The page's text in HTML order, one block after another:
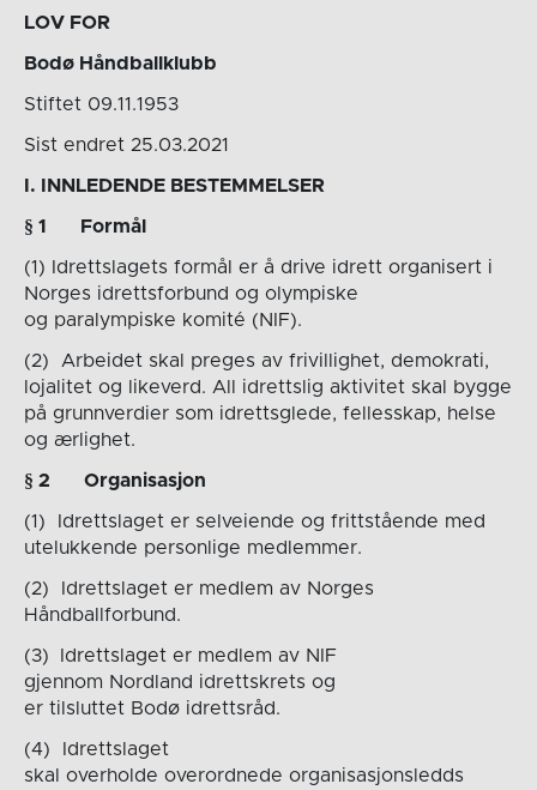
LOV FOR
Bodø Håndballklubb
Stiftet 09.11.1953
Sist endret 25.03.2021
I. INNLEDENDE BESTEMMELSER
§ 1 Formål
(1) Idrettslagets formål er å drive idrett organisert i
Norges idrettsforbund og olympiske
og paralympiske komité (NIF).
(2) Arbeidet skal preges av frivillighet, demokrati,
lojalitet og likeverd. All idrettslig aktivitet skal bygge
på grunnverdier som idrettsglede, fellesskap, helse
og ærlighet.
§ 2 Organisasjon
(1) Idrettslaget er selveiende og frittstående med
utelukkende personlige medlemmer.
(2) Idrettslaget er medlem av Norges
Håndballforbund.
(3)
Idrettslaget er medlem av NIF
gjennom Nordland idrettskrets og
er tilsluttet Bodø idrettsråd.
(4) Idrettslaget
skal overholde overordnede organisasjonsledds